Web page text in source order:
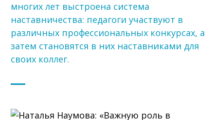
многих лет выстроена система
наставничества: педагоги участвуют в
различных профессиональных конкурсах, а
затем становятся в них наставниками для
своих коллег.